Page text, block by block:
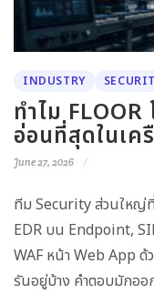
INDUSTRY
ทำไม
อ่อนที่สุดในเค
June 27, 2026
ทีม Security ส่วนใหญ่
EDR บน Endpoint,
WAF หน้า Web App ด้
รันอยู่บ้าง คำตอบมักอ